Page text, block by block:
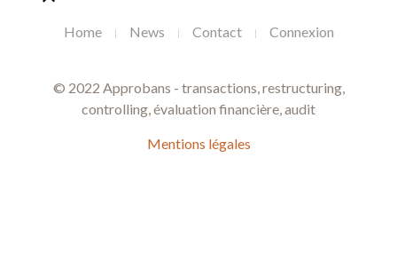
Home News Contact Connexion
© 2022 Approbans - transactions, restructuring,
controlling, évaluation financière, audit
Mentions légales